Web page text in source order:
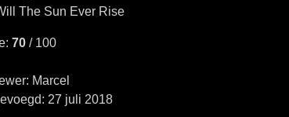
The Sun Ever Rise
70/ 100
Marcel
27 juli 2018